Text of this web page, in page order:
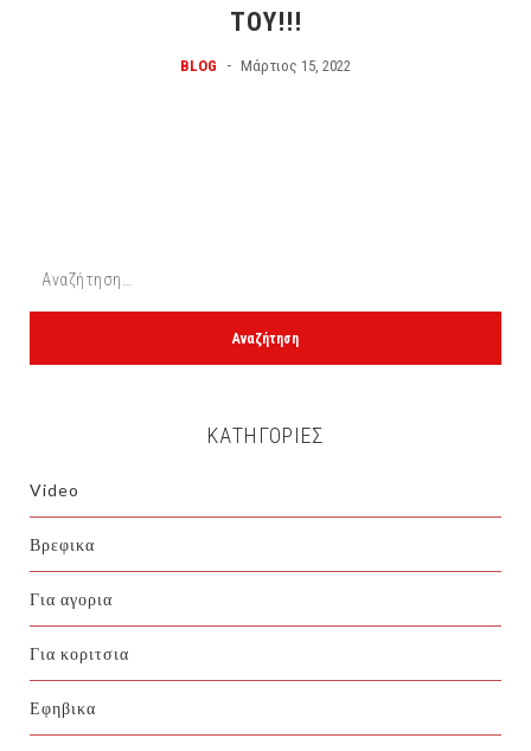
ΤΟΥ!!!
BLOG - Μάρτιος 15, 2022
KΑΤΗΓΟΡΊΕΣ
Video
Βρεφικα
Για αγορια
Για κοριτσια
Εφηβικα